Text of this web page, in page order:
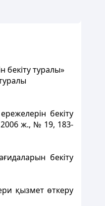
бекіту туралы»
бекіту
ж., № 19, 183-
бекіту
қызмет өткеру